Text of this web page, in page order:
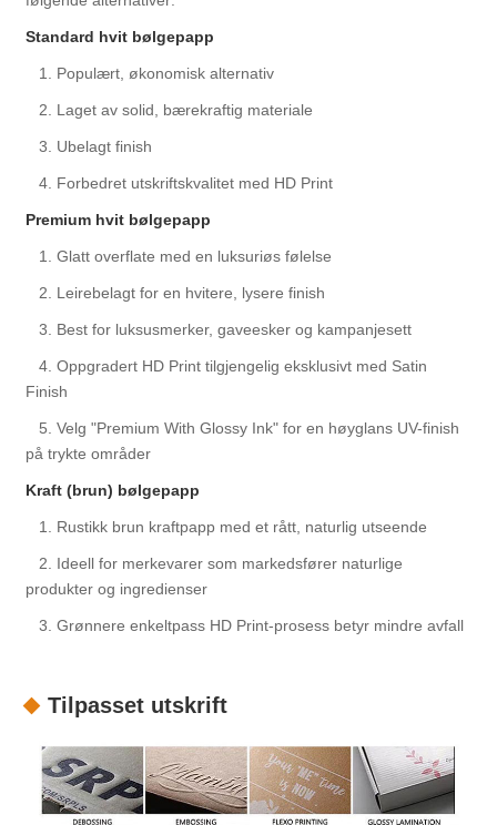
Standard hvit bølgepapp
1. Populært, økonomisk alternativ
2. Laget av solid, bærekraftig materiale
3. Ubelagt finish
4. Forbedret utskriftskvalitet med HD Print
Premium hvit bølgepapp
1. Glatt overflate med en luksuriøs følelse
2. Leirebelagt for en hvitere, lysere finish
3. Best for luksusmerker, gaveesker og kampanjesett
4. Oppgradert HD Print tilgjengelig eksklusivt med Satin
Finish
5. Velg "Premium With Glossy Ink" for en høyglans UV-finish
på trykte områder
Kraft (brun) bølgepapp
1. Rustikk brun kraftpapp med et rått, naturlig utseende
2. Ideell for merkevarer som markedsfører naturlige
produkter og ingredienser
3. Grønnere enkeltpass HD Print-prosess betyr mindre avfall
Tilpasset utskrift